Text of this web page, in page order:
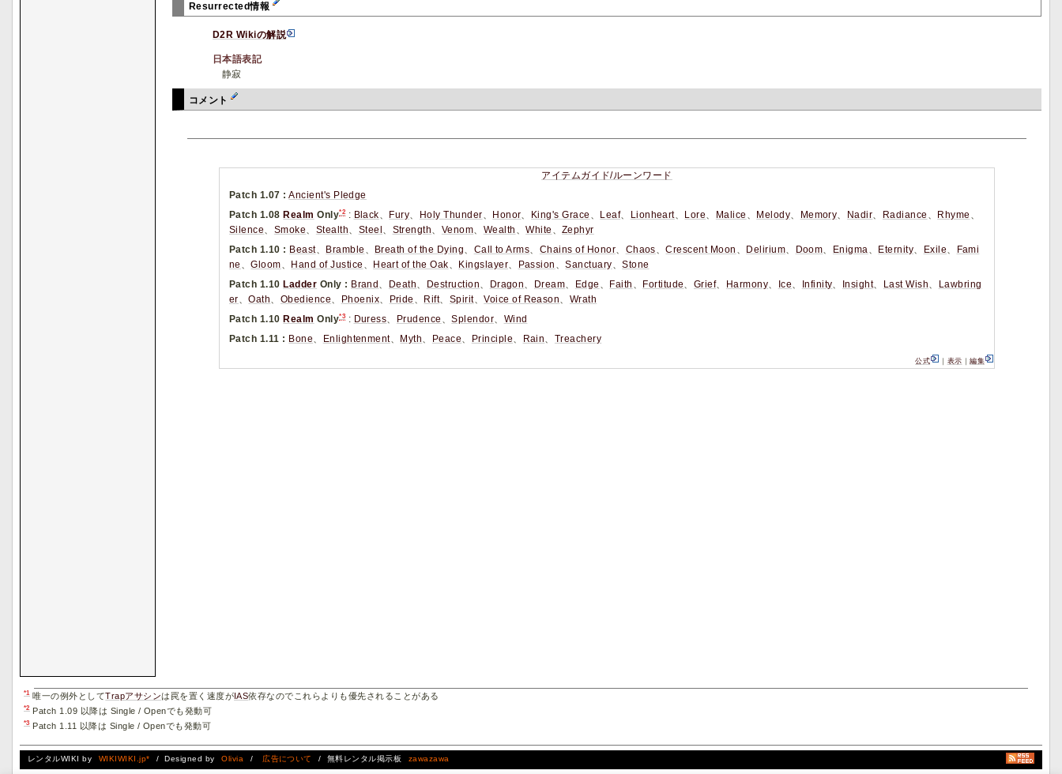
Resurrected情報
D2R Wikiの解説
日本語表記
静寂
コメント
アイテムガイド/ルーンワード
Patch 1.07 : Ancient's Pledge
Patch 1.08 Realm Only*2: Black、 Fury、 Holy Thunder、 Honor、 King's Grace 、 Leaf、 Lionheart、 Lore、 Malice 、 Melody、 Memory、 Nadir、 Radiance 、 Rhyme 、
Silence、 Smoke、 Stealth、 Steel 、 Strength、 Venom、 Wealth 、White 、 Zephyr
Patch 1.10 : Beast、 Bramble 、 Breath of the Dying、 Call to Arms、 Chains of Honor、 Chaos、Crescent Moon 、 Delirium、 Doom、 Enigma、 Eternity、 Exile、
Fami
ne 、Gloom、 Hand of Justice 、 Heart of the Oak、 Kingslayer、 Passion 、Sanctuary、Stone
Patch 1.10 Ladder Only : Brand 、 Death、 Destruction、 Dragon、 Dream、 Edge 、 Faith 、 Fortitude、 Grief、 Harmony、 Ice、 Infinity、 Insight、 Last Wish、
Lawbring
er、Oath、 Obedience、 Phoenix、 Pride 、 Rift、 Spirit、Voice of Reason、 Wrath
Patch 1.10 Realm Only*3 : Duress、 Prudence 、Splendor、 Wind
Patch 1.11 : Bone、 Enlightenment、 Myth、 Peace、 Principle、 Rain、 Treachery
公式 ｜ 表示 ｜編集
*1 唯一の例外としてTrapアサシンは罠を置く速度がIAS依存なのでこれらよりも優先されることがある
*2 Patch 1.09 以降は Single / Openでも発動可
*3 Patch 1.11 以降は Single / Openでも発動可
レンタルWIKI by WIKIWIKI.jp* / Designed by Olivia / 広告について / 無料レンタル掲示板 zawazawa